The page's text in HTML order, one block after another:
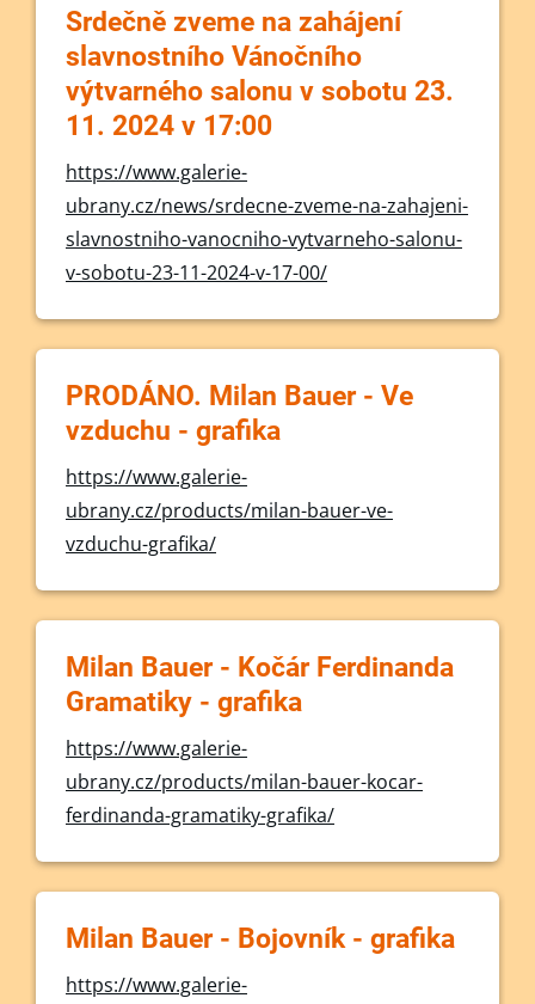
Srdečně zveme na zahájení
slavnostního Vánočního
výtvarného salonu v sobotu 23.
11. 2024 v 17:00
https://www.galerie-
ubrany.cz/news/srdecne-zveme-na-zahajeni-
slavnostniho-vanocniho-vytvarneho-salonu-
v-sobotu-23-11-2024-v-17-00/
PRODÁNO. Milan Bauer - Ve
vzduchu - grafika
https://www.galerie-
ubrany.cz/products/milan-bauer-ve-
vzduchu-grafika/
Milan Bauer - Kočár Ferdinanda
Gramatiky - grafika
https://www.galerie-
ubrany.cz/products/milan-bauer-kocar-
ferdinanda-gramatiky-grafika/
Milan Bauer - Bojovník - grafika
https://www.galerie-